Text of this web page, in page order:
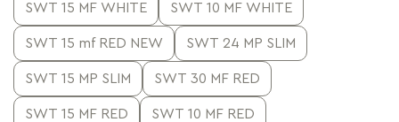
SWT 15 MF WHITE SWT 10 MF WHITE
SWT 15 mf RED NEW SWT 24 MP SLIM
SWT 15 MP SLIM SWT 30 MF RED
SWT 15 MF RED SWT 10 MF RED